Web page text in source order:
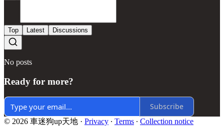
Top Latest Discussions
No posts
Ready for more?
Subscribe
© 2026 車迷狗up天地 · Privacy ∙ Terms ∙ Collection notice